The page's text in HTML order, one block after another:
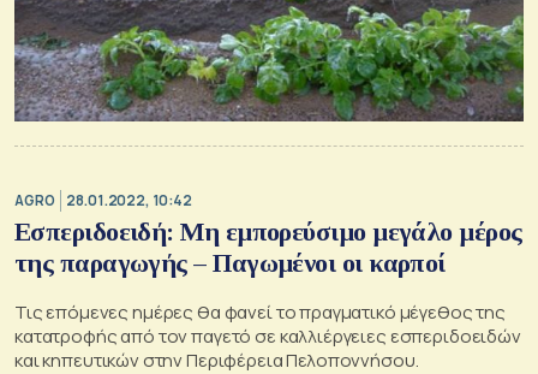
AGRO 28.01.2022, 10:42
Εσπεριδοειδή: Μη εμπορεύσιμο μεγάλο μέρος
της παραγωγής – Παγωμένοι οι καρποί
Τις επόμενες ημέρες θα φανεί το πραγματικό μέγεθος της
κατατροφής από τον παγετό σε καλλιέργειες εσπεριδοειδών
και κηπευτικών στην Περιφέρεια Πελοποννήσου.